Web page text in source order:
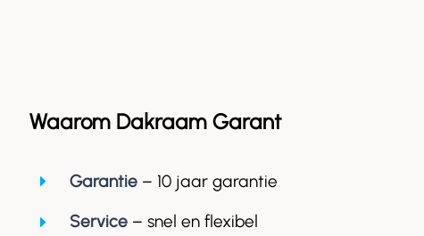
Waarom Dakraam Garant
Garantie– 10 jaar garantie
Service – snel en flexibel